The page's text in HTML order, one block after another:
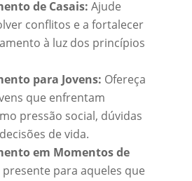
de Casais: Ajude
conflitos e a fortalecer
à luz dos princípios
para Jovens: Ofereça
que enfrentam
pressão social, dúvidas
de vida.
em Momentos de
presente para aqueles que